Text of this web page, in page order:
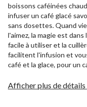
boissons caféinées
infuser un café glacé
sans dosettes. Quand
l'aimez, la magie est
facile à utiliser et la
facilitent l'infusion et
café et la glace, pour un
chaud est infusée
Afficher plus de détails